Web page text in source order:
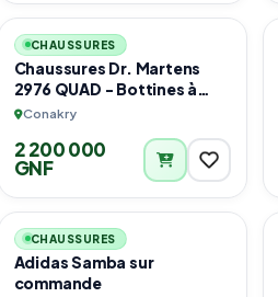
CHAUSSURES
Chaussures Dr. Martens
2976 QUAD - Bottines à
plateau - black/natural
Conakry
2 200 000
GNF
3
CHAUSSURES
Adidas Samba sur
commande